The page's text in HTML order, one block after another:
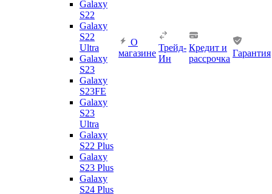
Galaxy
S22
Galaxy
S22
Ultra
Galaxy
S23
Galaxy
S23FE
Galaxy
S23
Ultra
Galaxy
S22 Plus
Galaxy
S23 Plus
Galaxy
S24 Plus
О
магазине
Трейд-
Ин
Кредит и
рассрочка
Гарантия